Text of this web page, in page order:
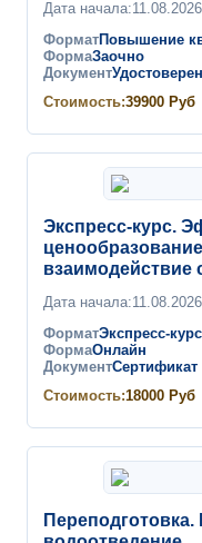
Дата начала:11.08.2026
ФорматПовышение
ФормаЗаочно
Документ
Стоимость:39900 Руб
Экспресс-курс.
взаимодействие
Дата начала:11.08.2026
ФорматЭкспресс-
ФормаОнлайн
ДокументСертификат
Стоимость:18000 Руб